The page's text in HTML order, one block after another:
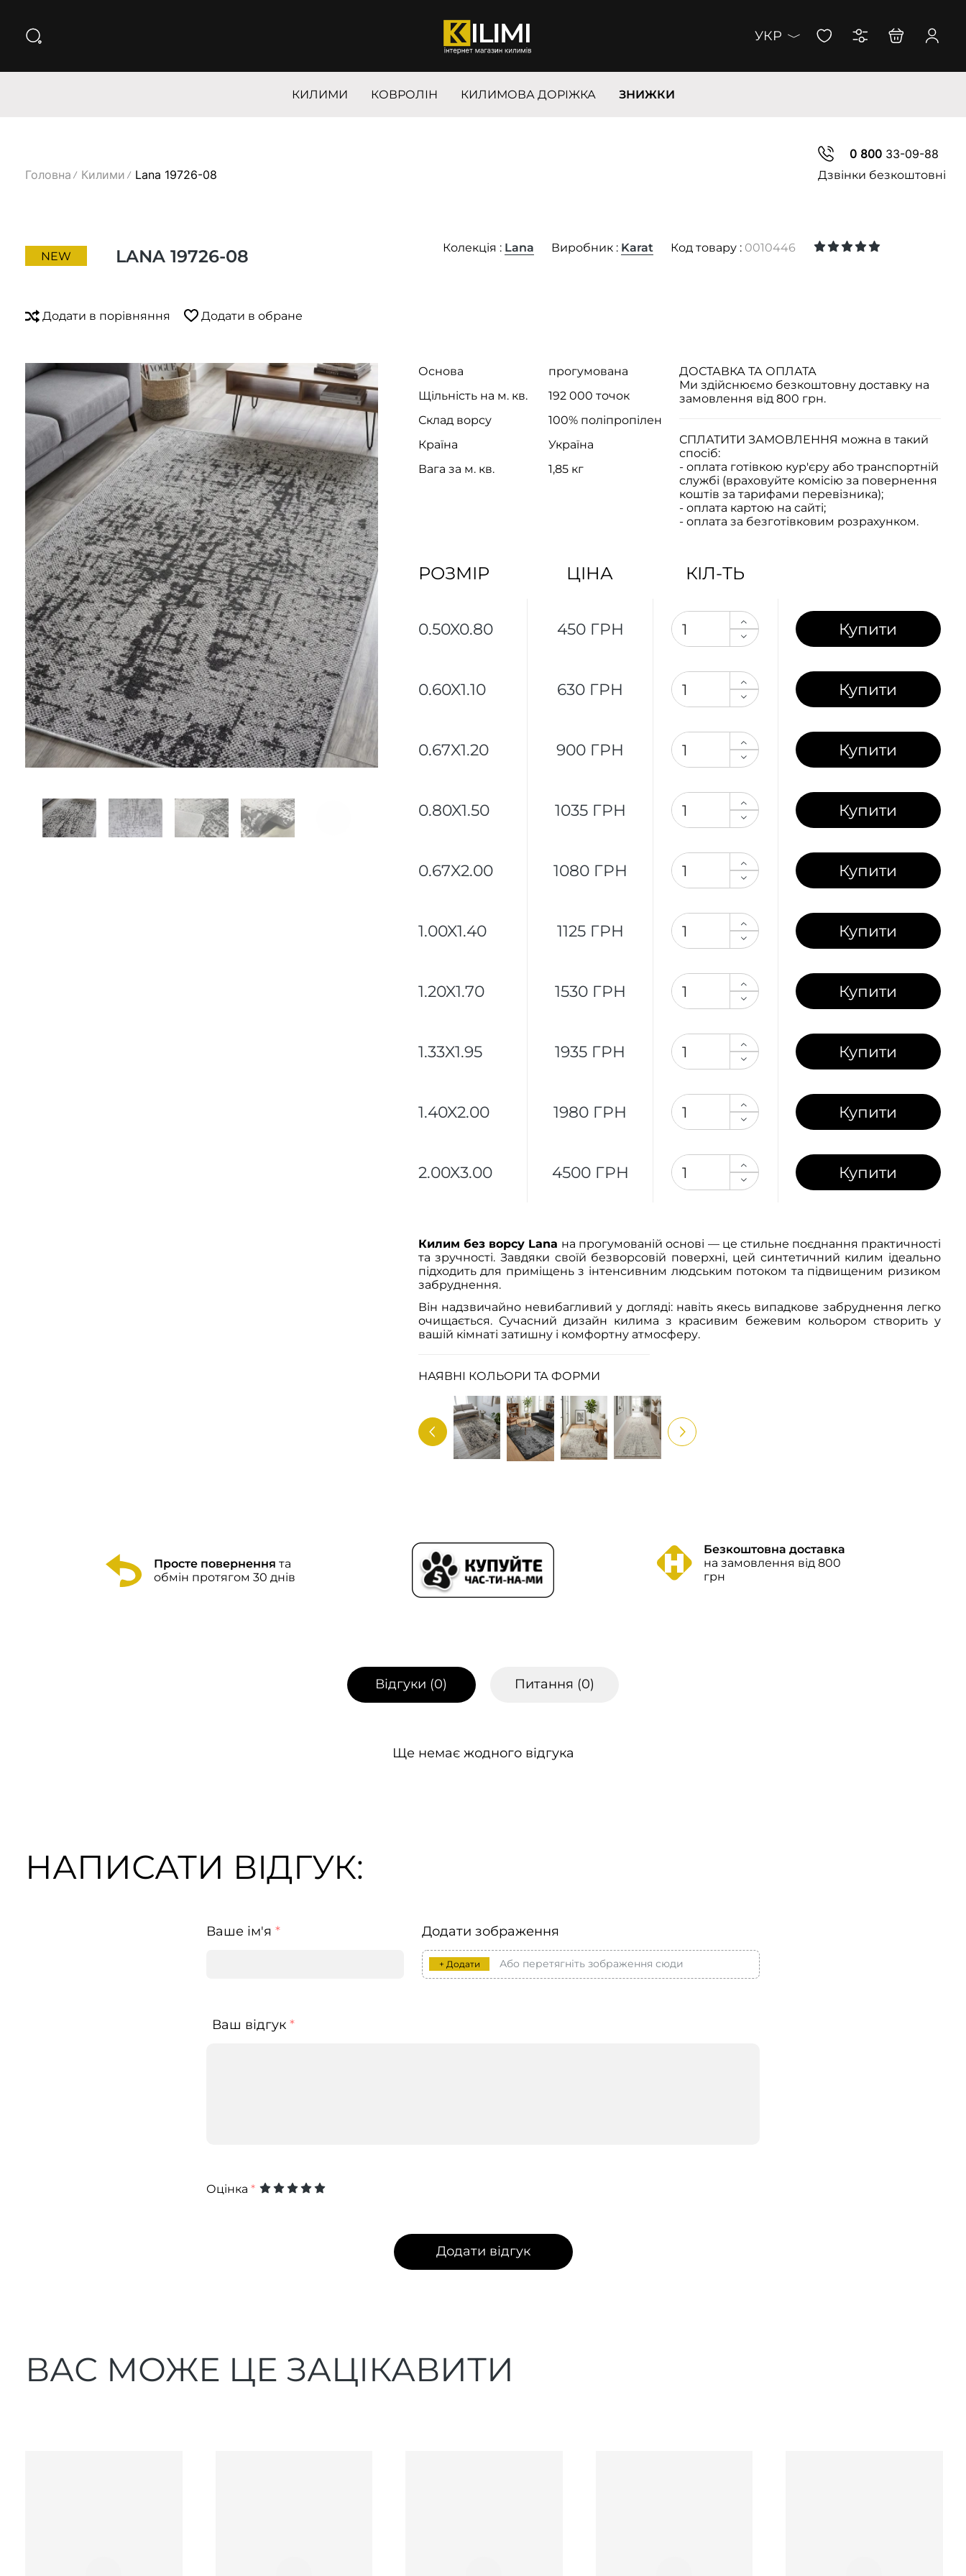
УКР
КИЛИМИ КОВРОЛІН КИЛИМОВА ДОРІЖКА ЗНИЖКИ
Головна Килими Lana 19726-08
0 80033-09-88
Дзвінки безкоштовні
NEW LANA 19726-08 Колекція : Lana Виробник : Karat Код товару : 0010446
Додати в порівняння Додати в обране
Основа
прогумована
Щільність на м. кв.
192 000 точок
Склад ворсу
100% поліпропілен
Країна
Україна
Вага за м. кв.
1,85 кг
ДОСТАВКА ТА ОПЛАТА
Ми здійснюємо безкоштовну доставку на
замовлення від 800 грн.
СПЛАТИТИ ЗАМОВЛЕННЯ можна в такий
спосіб:
- оплата готівкою кур'єру або транспортній
службі (враховуйте комісію за повернення
коштів за тарифами перевізника);
- оплата картою на сайті;
- оплата за безготівковим розрахунком.
РОЗМІР ЦІНА КІЛ-ТЬ
0.50X0.80 450 ГРН Купити
0.60X1.10 630 ГРН Купити
0.67X1.20 900 ГРН Купити
0.80X1.50 1035 ГРН Купити
0.67X2.00 1080 ГРН Купити
1.00X1.40 1125 ГРН Купити
1.20X1.70 1530 ГРН Купити
1.33X1.95 1935 ГРН Купити
1.40X2.00 1980 ГРН Купити
2.00X3.00 4500 ГРН Купити
Килим без ворсу Lana на прогумованій основі — це стильне поєднання практичності
та зручності. Завдяки своїй безворсовій поверхні, цей синтетичний килим ідеально
підходить для приміщень з інтенсивним людським потоком та підвищеним ризиком
забруднення.
Він надзвичайно невибагливий у догляді: навіть якесь випадкове забруднення легко
очищається. Сучасний дизайн килима з красивим бежевим кольором створить у
вашій кімнаті затишну і комфортну атмосферу.
НАЯВНІ КОЛЬОРИ ТА ФОРМИ
Просте повернення та
обмін протягом 30 днів
Безкоштовна доставка
на замовлення від 800
грн
Відгуки (0) Питання (0)
Ще немає жодного відгука
НАПИСАТИ ВІДГУК:
Ваше ім'я * Додати зображення
+ Додати Або перетягніть зображення сюди
Ваш відгук *
Оцінка *
Додати відгук
ВАС МОЖЕ ЦЕ ЗАЦІКАВИТИ